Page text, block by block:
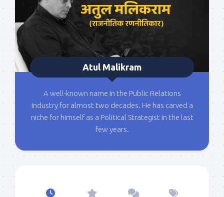
Atul Malikram
A well-known name in the Public Relations
industry for almost two decades. He has carved a
niche for himself as a Political Strategist in the last
few years.